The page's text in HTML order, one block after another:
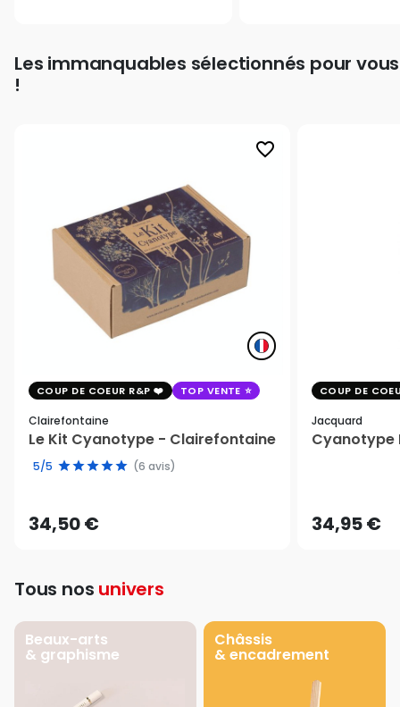
Les immanquables sélectionnés pour vous
!
favorite_border
COUP DE COEUR R&P TOP VENTE
Clairefontaine
Le Kit Cyanotype - Clairefontaine
5/5 (6 avis)
34,50 €
COUP DE
Jacquard
Cyanotype
34,95 €
Tous nos univers
Beaux-arts
& graphisme
Châssis
& encadrement